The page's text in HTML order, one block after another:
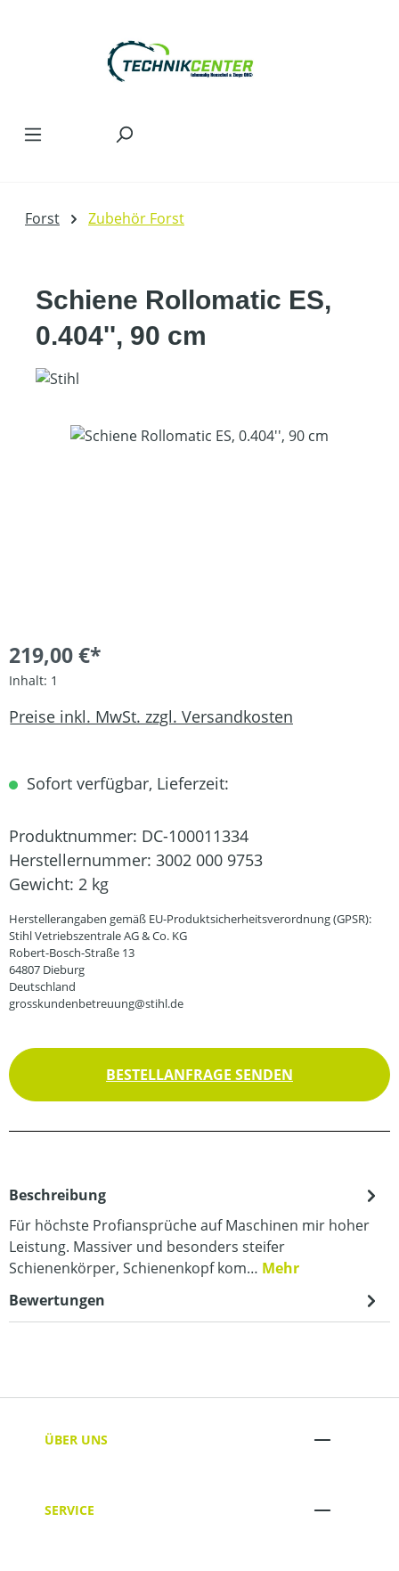
Forst Zubehör Forst
Schiene Rollomatic ES,
0.404'', 90 cm
Bildergalerie überspringen
219,00 €*
Inhalt: 1
Preise inkl. MwSt. zzgl. Versandkosten
Sofort verfügbar, Lieferzeit:
Produktnummer: DC-100011334
Herstellernummer: 3002 000 9753
Gewicht: 2 kg
Herstellerangaben gemäß EU-Produktsicherheitsverordnung (GPSR):
Stihl Vetriebszentrale AG & Co. KG
Robert-Bosch-Straße 13
64807 Dieburg
Deutschland
grosskundenbetreuung@stihl.de
BESTELLANFRAGE SENDEN
Beschreibung
Für höchste Profiansprüche auf Maschinen mir hoher
Leistung. Massiver und besonders steifer
Schienenkörper, Schienenkopf kom… Mehr
Bewertungen
ÜBER UNS
SERVICE